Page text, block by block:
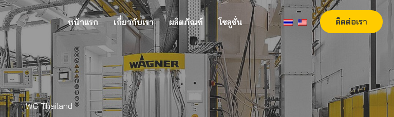
หน้าแรก เกี่ยวกับเรา ผลิตภัณฑ์ โซลูชั่น ติดต่อเรา
WG Thailand